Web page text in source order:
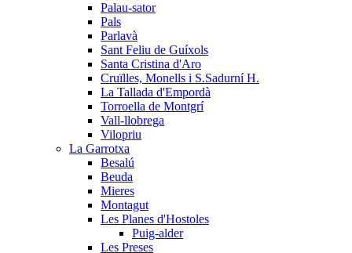
Palau-sator
Pals
Parlavà
Sant Feliu de Guíxols
Santa Cristina d'Aro
Cruïlles, Monells i S.Sadurní H.
La Tallada d'Empordà
Torroella de Montgrí
Vall-llobrega
Vilopriu
La Garrotxa
Besalú
Beuda
Mieres
Montagut
Les Planes d'Hostoles
Puig-alder
Les Preses